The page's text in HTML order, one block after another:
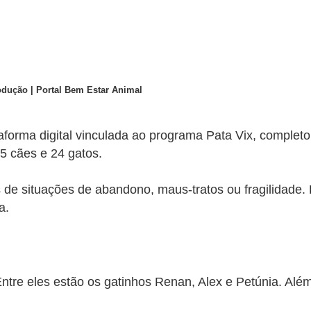
| Portal Bem Estar Animal
digital vinculada ao programa Pata Vix,
cães e 24 gatos.
situações de abandono, maus-tratos ou
eles estão os gatinhos Renan, Alex e Petúnia.